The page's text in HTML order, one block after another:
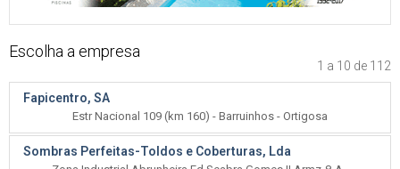
Escolha a empresa
1 a 10 de 112
Fapicentro, SA
Estr Nacional 109 (km 160) - Barruinhos - Ortigosa
Sombras Perfeitas-Toldos e Coberturas, Lda